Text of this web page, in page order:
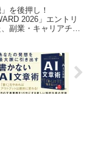
を後押し！
2026」エントリ
副業・キャリアチェ